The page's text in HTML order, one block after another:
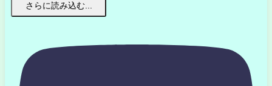
さらに読み込む...